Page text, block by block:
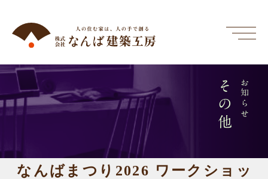
お知らせ
その他
なんばまつり2026 ワークショッ